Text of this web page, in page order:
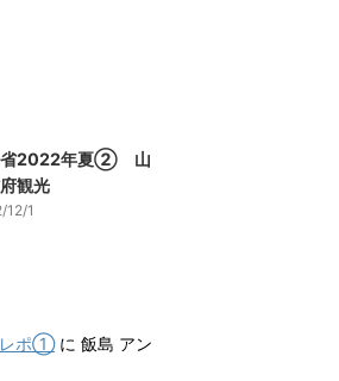
省2022年夏② 山
観光
12/1
レポ①に 飯島 アン